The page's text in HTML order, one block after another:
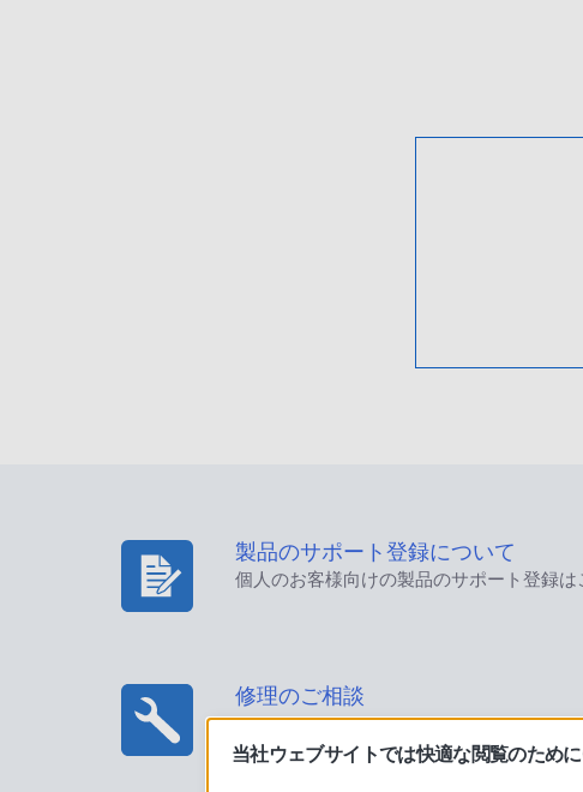
製品のサポート登録について
個人のお客様向けの製品のサポート登録は
修理のご相談
当社ウェブサイトでは快適な閲覧のため